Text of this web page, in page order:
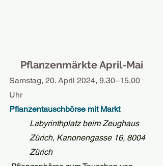
Pflanzenmärkte April-Mai
Samstag, 20. April 2024, 9.30–15.00
Uhr
Pflanzentauschbörse mit Markt
Labyrinthplatz beim Zeughaus
Zürich, Kanonengasse 16, 8004
Zürich